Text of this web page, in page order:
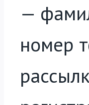
—
номер